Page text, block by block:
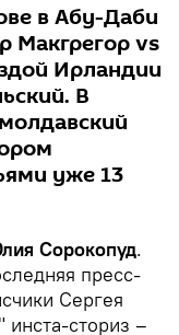
в Абу-Даби
Макгрегор vs
Ирландии
В
уже 13
Сорокопуд.
пресс-
Сергея
сториз –